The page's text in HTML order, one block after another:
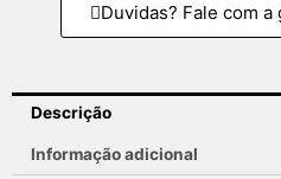
Duvidas? Fale com
Descrição
Informação adicional